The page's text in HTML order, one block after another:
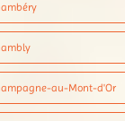
au-Mont-d'Or